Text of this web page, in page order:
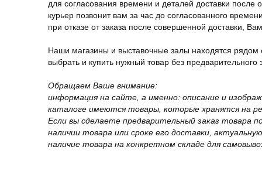
для согласования времени и деталей доставки
курьер позвонит вам за час до согласованного
при отказе от заказа после совершенной доставки,
Наши магазины и выставочные залы находятся
выбрать и купить нужный товар без предварительного
Обращаем Ваше внимание:
информация на сайте, а именно: описание и
каталоге имеются товары, которые хранятся на
Если вы сделаете предварительный заказ товара
наличии товара или сроке его доставки,
наличие товара на конкретном складе для